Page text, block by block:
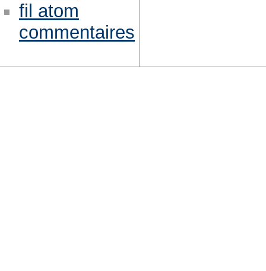
fil atom
commentaires